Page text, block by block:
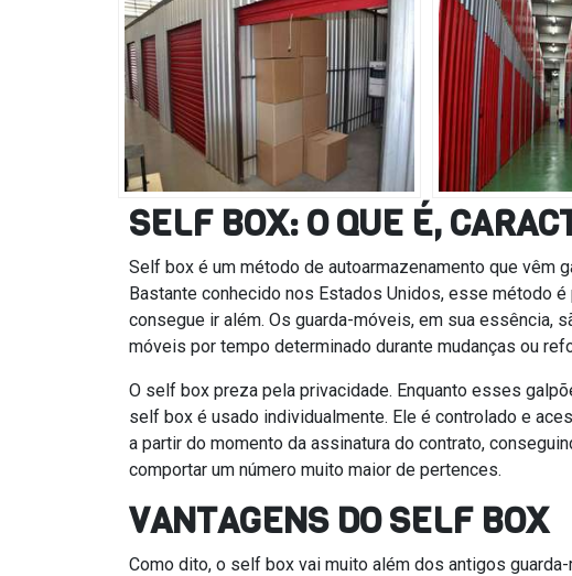
SELF BOX: O QUE É,
Self box é um método de autoarmazenamento que vêm
Bastante conhecido nos Estados Unidos, esse método
consegue ir além. Os guarda-móveis, em sua essência,
móveis por tempo determinado durante mudanças ou
O self box preza pela privacidade. Enquanto esses
self box é usado individualmente. Ele é controlado e
a partir do momento da assinatura do contrato,
comportar um número muito maior de pertences.
VANTAGENS DO SELF BOX
Como dito, o self box vai muito além dos antigos